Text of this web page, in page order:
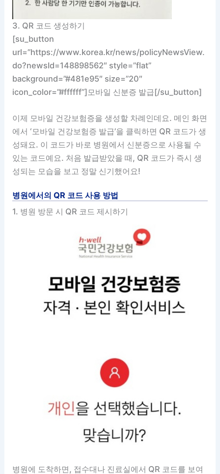
3. QR 코드 생성하기
[su_button
url=”https://www.korea.kr/news/policyNewsView.
do?newsId=148898562″ style=”flat”
background=”#481e95″ size=”20″
icon_color=”#ffffff”]모바일 신분증 발급[/su_button]
이제 모바일 건강보험증을 생성할 차례인데요. 메인 화면
에서 ‘모바일 건강보험증 발급’을 클릭하면 QR 코드가 생
성돼요. 이 코드가 바로 병원에서 신분증으로 사용될 수
있는 코드예요. 처음 발급받았을 때, QR 코드가 즉시 생
성되는 모습을 보고 정말 신기했어요!
병원에서의 QR 코드 사용 방법
1. 병원 방문 시 QR 코드 제시하기
병원에 도착하면, 접수대나 진료실에서 QR 코드를 보여